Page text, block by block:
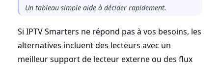
Un tableau simple aide à décider rapidement.
Si IPTV Smarters ne répond pas à vos besoins, les
alternatives incluent des lecteurs avec un
meilleur support de lecteur externe ou des flux